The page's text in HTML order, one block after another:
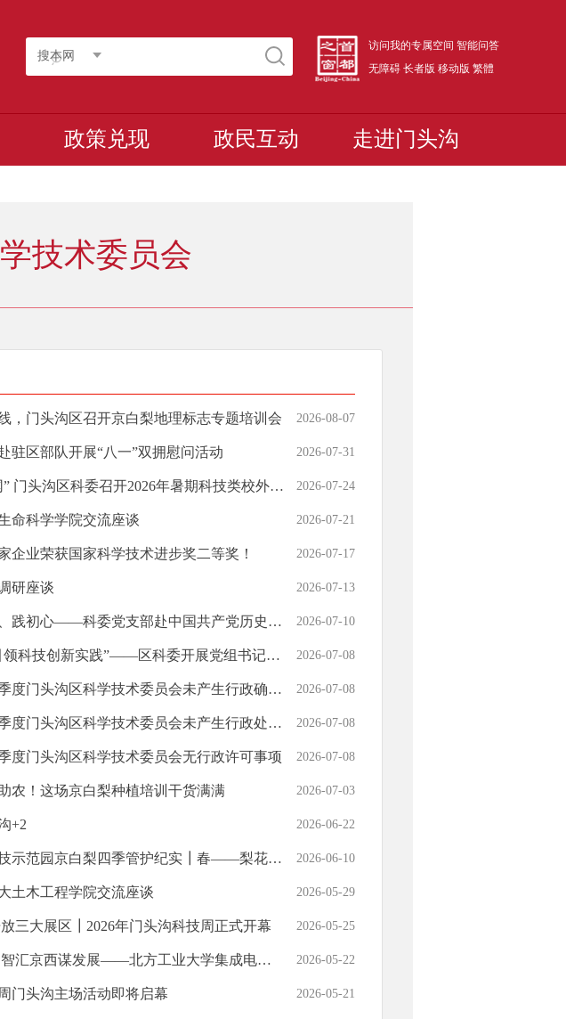
搜本网
访问我的专属空间 智能问答
无障碍 长者版 移动版 繁體
政策兑现 政民互动 走进门头沟
技术委员会
，门头沟区召开京白梨地理标志专题培训会 2026-08-07
驻区部队开展“八一”双拥慰问活动 2026-07-31
科委召开2026年暑期科技类校外培训机构治理暨科普基地安全培训会 2026-07-24
命科学学院交流座谈 2026-07-21
企业荣获国家科学技术进步奖二等奖！ 2026-07-17
研座谈 2026-07-13
——科委党支部赴中国共产党历史展览馆开展主题党日活动 2026-07-10
技创新实践”——区科委开展党组书记讲党课活动 2026-07-08
沟区科学技术委员会未产生行政确认、行政奖励等其他行政执法结果 2026-07-08
度门头沟区科学技术委员会未产生行政处罚结果 2026-07-08
度门头沟区科学技术委员会无行政许可事项 2026-07-08
农！这场京白梨种植培训干货满满 2026-07-03
+2 2026-06-22
范园京白梨四季管护纪实┃春——梨花绽放科学养护 2026-06-10
土木工程学院交流座谈 2026-05-29
三大展区┃2026年门头沟科技周正式开幕 2026-05-25
发展——北方工业大学集成电路学院与门头沟区科委开展座谈交流 2026-05-22
门头沟主场活动即将启幕 2026-05-21